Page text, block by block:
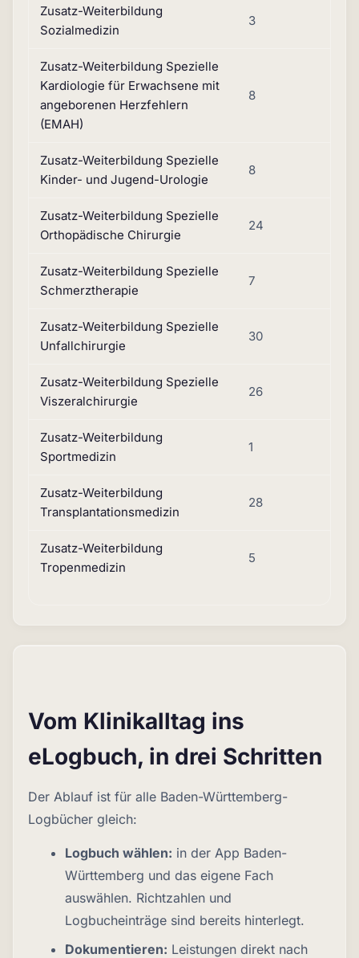
Zusatz-Weiterbildung
Sozialmedizin
3
Zusatz-Weiterbildung Spezielle
Kardiologie für Erwachsene mit
angeborenen Herzfehlern
(EMAH)
8
Zusatz-Weiterbildung Spezielle
Kinder- und Jugend-Urologie
8
Zusatz-Weiterbildung Spezielle
Orthopädische Chirurgie
24
Zusatz-Weiterbildung Spezielle
Schmerztherapie
7
Zusatz-Weiterbildung Spezielle
Unfallchirurgie
30
Zusatz-Weiterbildung Spezielle
Viszeralchirurgie
26
Zusatz-Weiterbildung
Sportmedizin
1
Zusatz-Weiterbildung
Transplantationsmedizin
28
Zusatz-Weiterbildung
Tropenmedizin
5
Vom Klinikalltag ins
eLogbuch, in drei Schritten
Der Ablauf ist für alle Baden-Württemberg-
Logbücher gleich:
Logbuch wählen: in der App Baden-
Württemberg und das eigene Fach
auswählen. Richtzahlen und
Logbucheinträge sind bereits hinterlegt.
Dokumentieren: Leistungen direkt nach